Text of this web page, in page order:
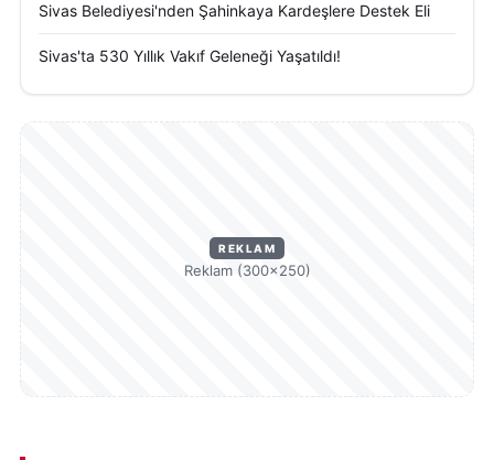
Sivas Belediyesi'nden Şahinkaya Kardeşlere Destek Eli
Sivas'ta 530 Yıllık Vakıf Geleneği Yaşatıldı!
REKLAM
Reklam (300×250)